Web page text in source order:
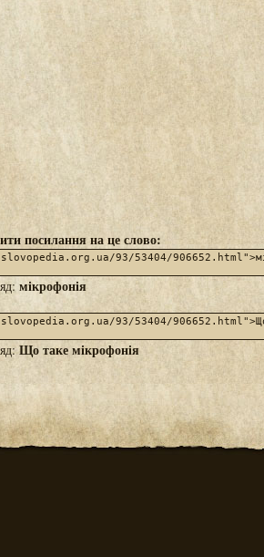
посилання на це слово:
мікрофонія
Що таке мікрофонія